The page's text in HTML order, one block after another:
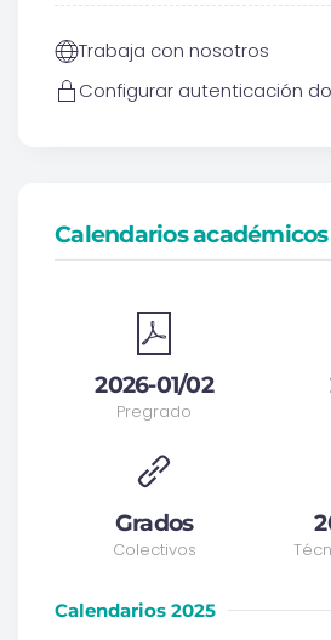
Trabaja con nosotros
Configurar autenticación
Calendarios académicos
2026-01/02
Pregrado
Grados
Colectivos
Calendarios 2025